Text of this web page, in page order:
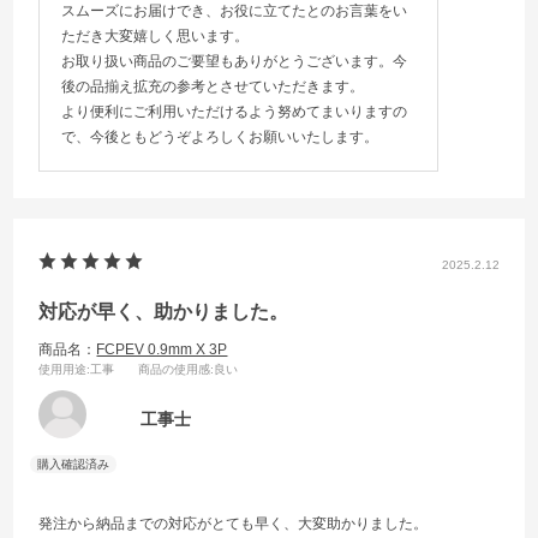
スムーズにお届けでき、お役に立てたとのお言葉をい
ただき大変嬉しく思います。
お取り扱い商品のご要望もありがとうございます。今
後の品揃え拡充の参考とさせていただきます。
より便利にご利用いただけるよう努めてまいりますの
で、今後ともどうぞよろしくお願いいたします。
2025.2.12
対応が早く、助かりました。
商品名： FCPEV 0.9mm X 3P
使用用途:工事 商品の使用感:良い
工事士
発注から納品までの対応がとても早く、大変助かりました。